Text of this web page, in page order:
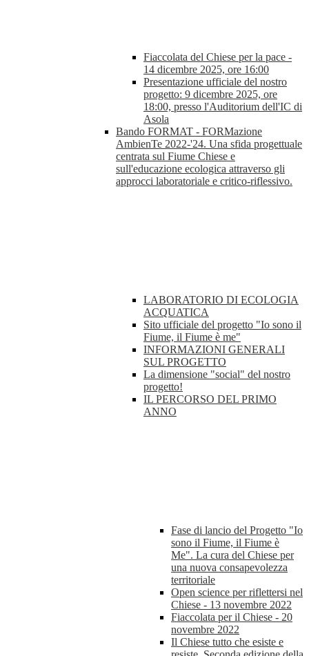
Fiaccolata del Chiese per la pace -
14 dicembre 2025, ore 16:00
Presentazione ufficiale del nostro
progetto: 9 dicembre 2025, ore
18:00, presso l'Auditorium dell'IC di
Asola
Bando FORMAT - FORMazione
AmbienTe 2022-'24. Una sfida progettuale
centrata sul Fiume Chiese e
sull'educazione ecologica attraverso gli
approcci laboratoriale e critico-riflessivo.
LABORATORIO DI ECOLOGIA
ACQUATICA
Sito ufficiale del progetto "Io sono il
Fiume, il Fiume è me"
INFORMAZIONI GENERALI
SUL PROGETTO
La dimensione "social" del nostro
progetto!
IL PERCORSO DEL PRIMO
ANNO
Fase di lancio del Progetto "Io
sono il Fiume, il Fiume è
Me". La cura del Chiese per
una nuova consapevolezza
territoriale
Open science per riflettersi nel
Chiese - 13 novembre 2022
Fiaccolata per il Chiese - 20
novembre 2022
Il Chiese tutto che esiste e